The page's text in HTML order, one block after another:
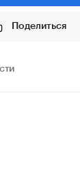
Поделиться